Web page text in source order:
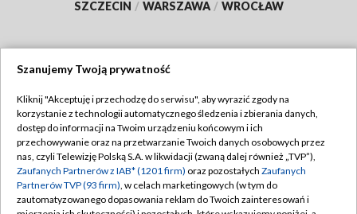
SZCZECIN / WARSZAWA / WROCŁAW
TVP
Abonament TVP
Emisja w TVP
Centrum informacji TVP
Regulamin TVP
Polityka prywatności
Moje zgody
Szanujemy Twoją prywatność
Kliknij "Akceptuję i przechodzę do serwisu", aby wyrazić zgody na
korzystanie z technologii automatycznego śledzenia i zbierania danych,
dostęp do informacji na Twoim urządzeniu końcowym i ich
przechowywanie oraz na przetwarzanie Twoich danych osobowych przez
nas, czyli Telewizję Polską S.A. w likwidacji (zwaną dalej również „TVP”),
Zaufanych Partnerów z IAB* (1201 firm) oraz pozostałych Zaufanych
Partnerów TVP (93 firm), w celach marketingowych (w tym do
zautomatyzowanego dopasowania reklam do Twoich zainteresowań i